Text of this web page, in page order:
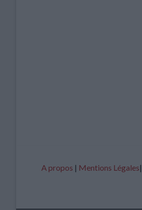
A propos | Mentions Légales|